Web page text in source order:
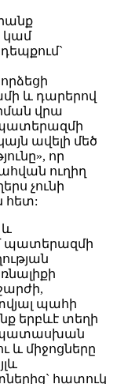
կամ
և դարերով
վրա
պատերազմի
ավելի մեծ
որ
ուղիղ
չունի
հետ:
և
պատերազմի
պահի
երբևէ տեղի
և միջոցները
հատուկ